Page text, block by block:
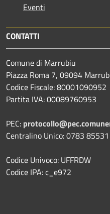
Eventi
CONTATTI
Comune di Marrubiu
Piazza Roma 7, 09094
Codice Fiscale: 80001090952
Partita IVA: 00089760953
PEC:
Centralino Unico: 0783 85531
Codice Univoco: UFFRDW
Codice IPA: c_e972